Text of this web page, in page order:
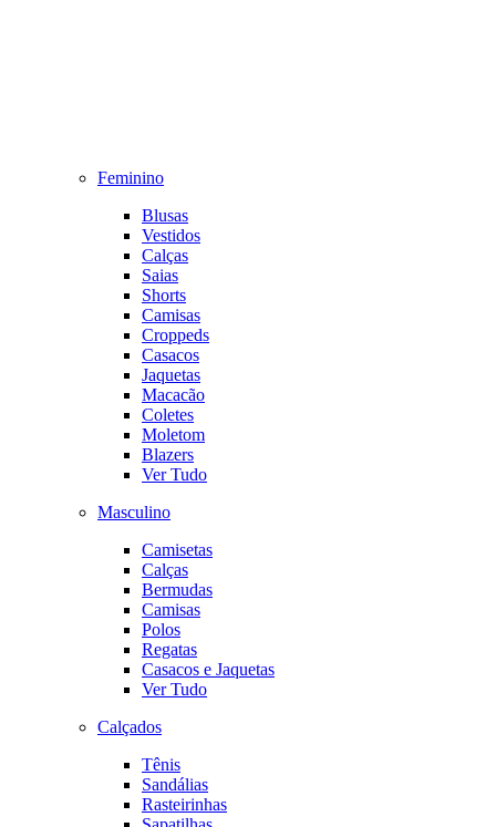
Feminino
Blusas
Vestidos
Calças
Saias
Shorts
Camisas
Croppeds
Casacos
Jaquetas
Macacão
Coletes
Moletom
Blazers
Ver Tudo
Masculino
Camisetas
Calças
Bermudas
Camisas
Polos
Regatas
Casacos e Jaquetas
Ver Tudo
Calçados
Tênis
Sandálias
Rasteirinhas